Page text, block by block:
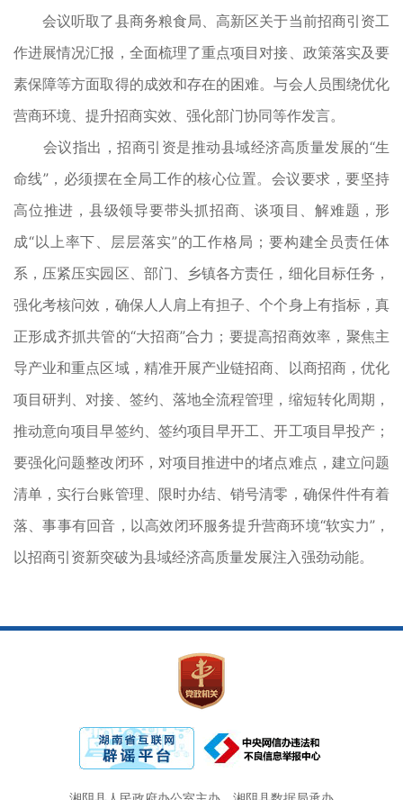
会议听取了县商务粮食局、高新区关于当前招商引资工
作进展情况汇报，全面梳理了重点项目对接、政策落实及要
素保障等方面取得的成效和存在的困难。与会人员围绕优化
营商环境、提升招商实效、强化部门协同等作发言。
会议指出，招商引资是推动县域经济高质量发展的“生
命线”，必须摆在全局工作的核心位置。会议要求，要坚持
高位推进，县级领导要带头抓招商、谈项目、解难题，形
成“以上率下、层层落实”的工作格局；要构建全员责任体
系，压紧压实园区、部门、乡镇各方责任，细化目标任务，
强化考核问效，确保人人肩上有担子、个个身上有指标，真
正形成齐抓共管的“大招商”合力；要提高招商效率，聚焦主
导产业和重点区域，精准开展产业链招商、以商招商，优化
项目研判、对接、签约、落地全流程管理，缩短转化周期，
推动意向项目早签约、签约项目早开工、开工项目早投产；
要强化问题整改闭环，对项目推进中的堵点难点，建立问题
清单，实行台账管理、限时办结、销号清零，确保件件有着
落、事事有回音，以高效闭环服务提升营商环境“软实力”，
以招商引资新突破为县域经济高质量发展注入强劲动能。